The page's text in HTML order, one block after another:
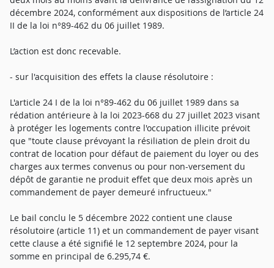
décembre 2024, conformément aux dispositions de l’article 24
II de la loi n°89-462 du 06 juillet 1989.
L’action est donc recevable.
- sur l'acquisition des effets la clause résolutoire :
L'article 24 I de la loi n°89-462 du 06 juillet 1989 dans sa
rédation antérieure à la loi 2023-668 du 27 juillet 2023 visant
à protéger les logements contre l'occupation illicite prévoit
que "toute clause prévoyant la résiliation de plein droit du
contrat de location pour défaut de paiement du loyer ou des
charges aux termes convenus ou pour non-versement du
dépôt de garantie ne produit effet que deux mois après un
commandement de payer demeuré infructueux."
Le bail conclu le 5 décembre 2022 contient une clause
résolutoire (article 11) et un commandement de payer visant
cette clause a été signifié le 12 septembre 2024, pour la
somme en principal de 6.295,74 €.